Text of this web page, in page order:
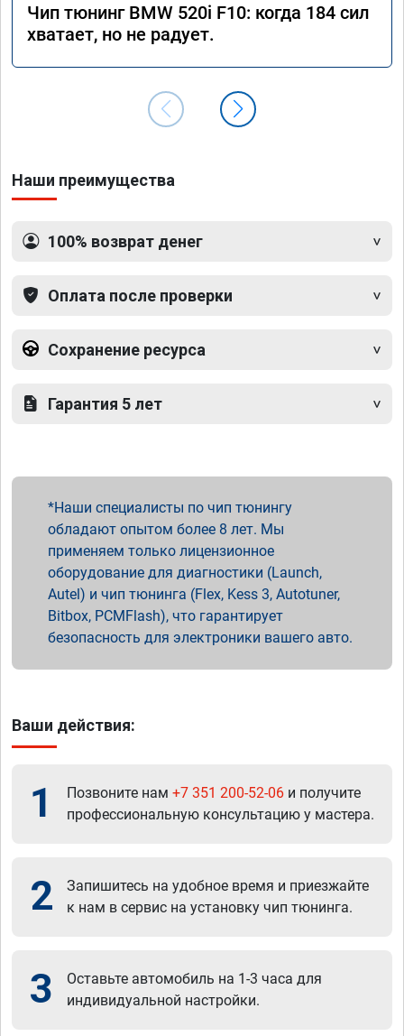
Чип тюнинг BMW 520i F10: когда 184 сил
хватает, но не радует.
Наши преимущества
100% возврат денег
Оплата после проверки
Сохранение ресурса
Гарантия 5 лет
Наши специалисты по чип тюнингу
обладают опытом более 8 лет. Мы
применяем только лицензионное
оборудование для диагностики (Launch,
Autel) и чип тюнинга (Flex, Kess 3, Autotuner,
Bitbox, PCMFlash), что гарантирует
безопасность для электроники вашего авто.
Ваши действия:
1 Позвоните нам +7 351 200-52-06 и получите
профессиональную консультацию у мастера.
2
Запишитесь на удобное время и приезжайте
к нам в сервис на установку чип тюнинга.
3
Оставьте автомобиль на 1-3 часа для
индивидуальной настройки.